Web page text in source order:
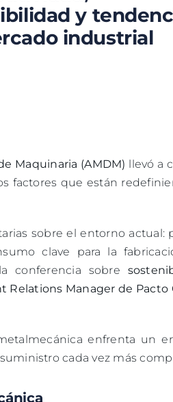
y
industrial
Maquinaria (AMDM) llevó a
factores que están
sobre el entorno actual:
clave para la
conferencia sobre
Relations Manager de Pacto
enfrenta un
cada vez más